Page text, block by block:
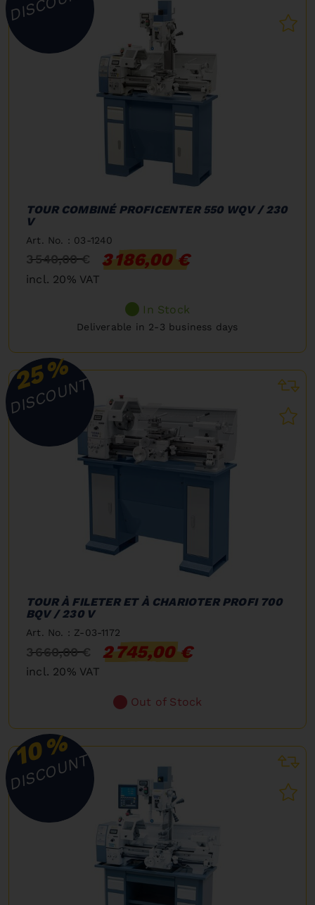
TOUR COMBINÉ PROFICENTER 550 WQV / 230
V
Art. No. : 03-1240
3 540,00 € 3 186,00 €
incl. 20% VAT
In Stock
Deliverable in 2-3 business days
25%
DISCOUNT
TOUR À FILETER ET À CHARIOTER PROFI 700
BQV / 230 V
Art. No. : Z-03-1172
3 660,00 € 2 745,00 €
incl. 20% VAT
Out of Stock
10%
DISCOUNT